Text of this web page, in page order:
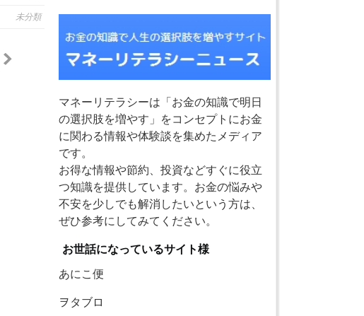
未分類
マネーリテラシーは「お金の知識で明日
の選択肢を増やす」をコンセプトにお金
に関わる情報や体験談を集めたメディア
です。
お得な情報や節約、投資などすぐに役立
つ知識を提供しています。お金の悩みや
不安を少しでも解消したいという方は、
ぜひ参考にしてみてください。
お世話になっているサイト様
あにこ便
ヲタブロ